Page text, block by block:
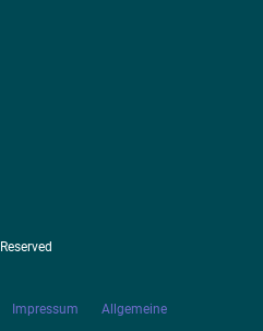
Impressum Allgemeine